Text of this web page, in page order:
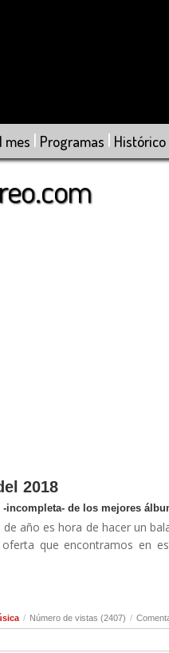
mes | Programas |
2018
incompleta- de los mejores
año es hora de hacer un
que encontramos en
/ Número de vistas (2407) /